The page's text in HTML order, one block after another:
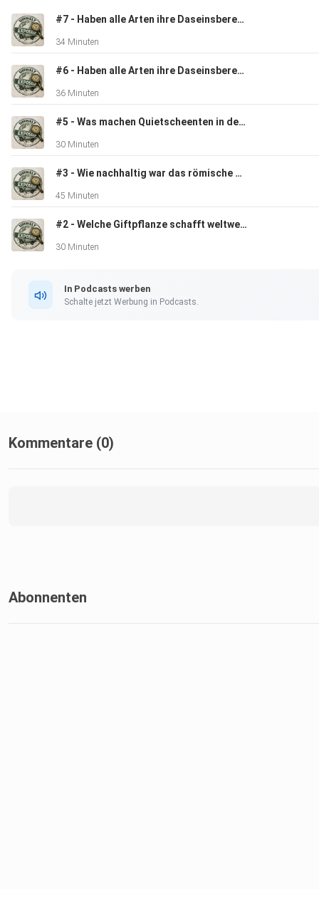
[2] Unterschiede Ebbe und Flut -
https://www.spektrum.de/video/warum-sind-ebbe-und-flut-
[3] Klima und geologische Vergangenheit,
https://wiki.bildungsserver.de/klimawandel/index.php/
[4] Meeresspiegel -
Kontakt: umweltexposed@proton.me
#7 - Haben alle Arten ihre Daseinsberechtigung? Teil II
34 Minuten
#6 - Haben alle Arten ihre Daseinsberechtigung? Teil I
36 Minuten
#5 - Was machen Quietscheenten in der Arktis?
30 Minuten
#3 - Wie nachhaltig war das römische Reich?
45 Minuten
#2 - Welche Giftpflanze schafft weltweit Ernährungssicherheit?
30 Minuten
In Podcasts werben
Schalte jetzt Werbung in Podcasts.
Kommentare (0)
Abonnenten